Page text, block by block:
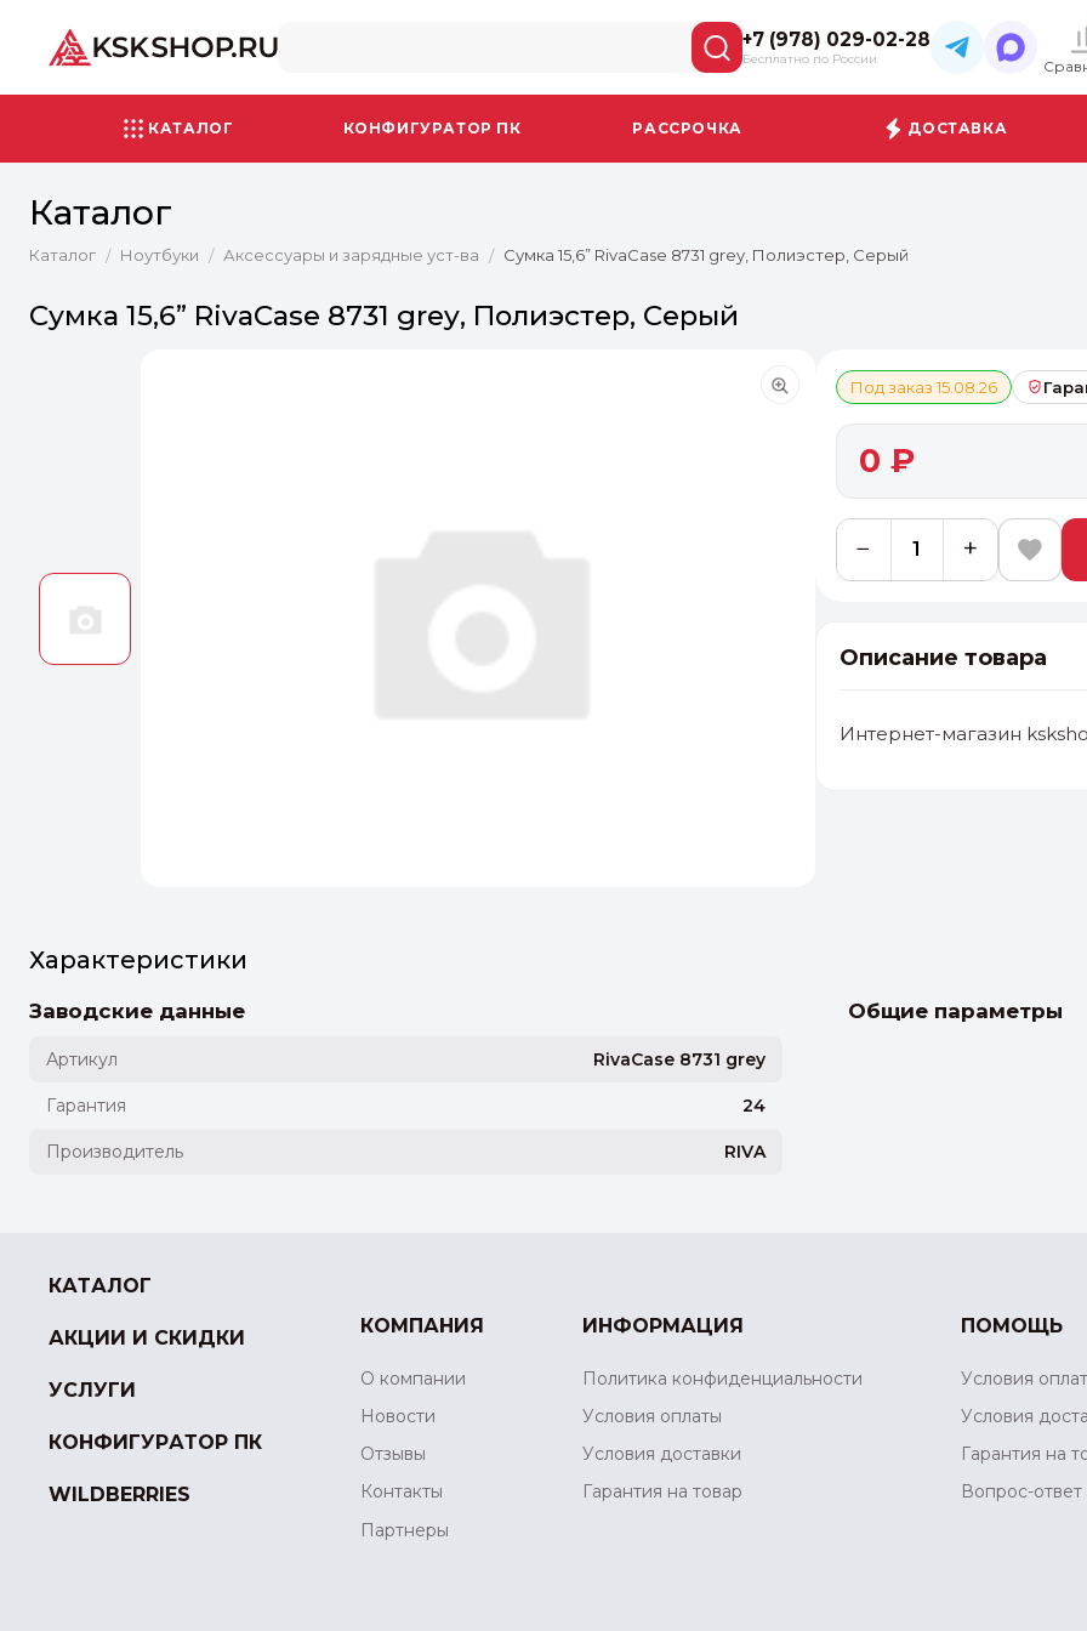
+7 (978) 029-02-28
Бесплатно по России
КАТАЛОГ КОНФИГУРАТОР ПК РАССРОЧКА ДОСТАВКА
Каталог
Каталог / Ноутбуки / Аксессуары и зарядные уст-ва / Сумка 15,6” RivaCase 8731 grey, Полиэстер, Серый
Сумка 15,6” RivaCase 8731 grey, Полиэстер, Серый
Под заказ 15.08.26
0 ₽
− +
Описание товара
Интернет-магазин
Характеристики
Заводские данные
Артикул RivaCase 8731 grey
Гарантия 24
Производитель RIVA
Общие параметры
КАТАЛОГ
АКЦИИ И СКИДКИ
УСЛУГИ
КОНФИГУРАТОР ПК
WILDBERRIES
КОМПАНИЯ
О компании
Новости
Отзывы
Контакты
Партнеры
ИНФОРМАЦИЯ
Политика конфиденциальности
Условия оплаты
Условия доставки
Гарантия на товар
ПОМОЩЬ
Условия
Условия
Гарантия на
Вопрос-ответ